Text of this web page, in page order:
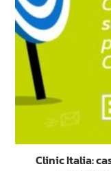
Clinic Italia: